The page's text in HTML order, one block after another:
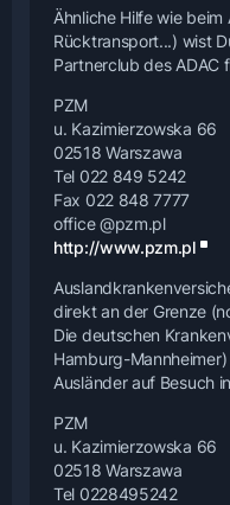
Ähnliche Hilfe wie beim
Rücktransport...) wist
Partnerclub des ADAC
PZM
u. Kazimierzowska 66
02518 Warszawa
Tel 022 849 5242
Fax 022 848 7777
office @pzm.pl
http://www.pzm.pl
direkt an der Grenze
Die deutschen
Hamburg-
Ausländer auf Besuch
PZM
u. Kazimierzowska 66
02518 Warszawa
Tel 0228495242